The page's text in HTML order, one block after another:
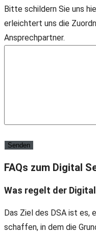
Bitte schildern Sie uns
erleichtert uns die
Ansprechpartner.
FAQs zum Digital
Was regelt der
Das Ziel des DSA ist es,
schaffen, in dem die